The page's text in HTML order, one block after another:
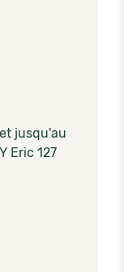
jusqu'au
Eric 127